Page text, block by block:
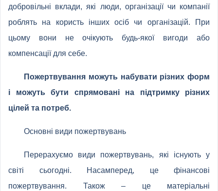
добровільні вклади, які люди, організації чи компанії
роблять на користь інших осіб чи організацій. При
цьому вони не очікують будь-якої вигоди або
компенсації для себе.
Пожертвування можуть набувати різних форм
і можуть бути спрямовані на підтримку різних
цілей та потреб.
Основні види пожертвувань
Перерахуємо види пожертвувань, які існують у
світі сьогодні. Насамперед, це фінансові
пожертвування. Також – це матеріальні